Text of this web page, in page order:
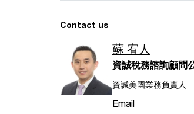
Contact us
蘇 宥人
資誠稅務諮詢顧問
資誠美國業務負責人
Email